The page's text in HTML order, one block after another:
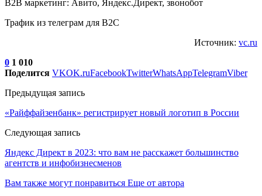
B2B маркетинг: Авито, Яндекс.Директ, звонобот
Трафик из телеграм для B2C
Источник: vc.ru
0 1 010
Поделится VKOK.ruFacebookTwitterWhatsAppTelegramViber
Предыдущая запись
«Райффайзенбанк» регистрирует новый логотип в России
Следующая запись
Яндекс Директ в 2023: что вам не расскажет большинство
агентств и инфобизнесменов
Вам также могут понравиться Еще от автора